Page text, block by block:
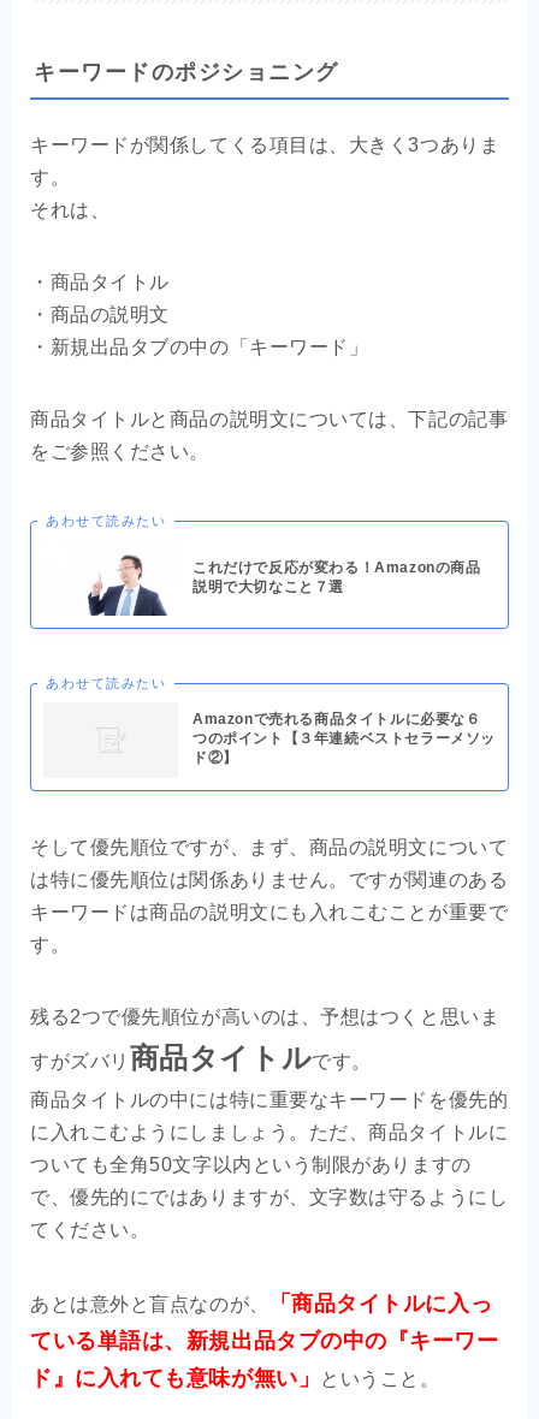
キーワードのポジショニング
キーワードが関係してくる項目は、大きく3つありま
す。
それは、
・商品タイトル
・商品の説明文
・新規出品タブの中の「キーワード」
商品タイトルと商品の説明文については、下記の記事
をご参照ください。
あわせて読みたい
これだけで反応が変わる！Amazonの商品
説明で大切なこと７選
あわせて読みたい
Amazonで売れる商品タイトルに必要な６
つのポイント【３年連続ベストセラーメソッ
ド②】
そして優先順位ですが、まず、商品の説明文について
は特に優先順位は関係ありません。ですが関連のある
キーワードは商品の説明文にも入れこむことが重要で
す。
残る2つで優先順位が高いのは、予想はつくと思いま
すがズバリ 商品タイトルです。
商品タイトルの中には特に重要なキーワードを優先的
に入れこむようにしましょう。ただ、商品タイトルに
ついても全角50文字以内という制限がありますの
で、優先的にではありますが、文字数は守るようにし
てください。
あとは意外と盲点なのが、
「商品タイトルに入っ
ている単語は、新規出品タブの中の『キーワー
ド』に入れても意味が無い」
ということ。